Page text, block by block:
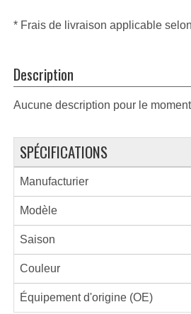
* Frais de livraison applicable
Description
Aucune description pour le moment
SPÉCIFICATIONS
Manufacturier
Modèle
Saison
Couleur
Équipement d'origine (OE)